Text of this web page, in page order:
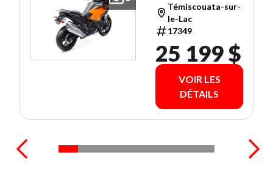
Témiscouata-sur-
le-Lac
17349
25 199 $
VOIR LES
DÉTAILS